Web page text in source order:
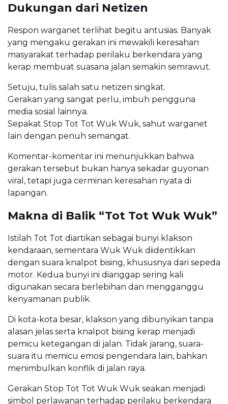
Dukungan dari Netizen
Respon warganet terlihat begitu antusias. Banyak
yang mengaku gerakan ini mewakili keresahan
masyarakat terhadap perilaku berkendara yang
kerap membuat suasana jalan semakin semrawut.
Setuju, tulis salah satu netizen singkat.
Gerakan yang sangat perlu, imbuh pengguna
media sosial lainnya.
Sepakat Stop Tot Tot Wuk Wuk, sahut warganet
lain dengan penuh semangat.
Komentar-komentar ini menunjukkan bahwa
gerakan tersebut bukan hanya sekadar guyonan
viral, tetapi juga cerminan keresahan nyata di
lapangan.
Makna di Balik “Tot Tot Wuk Wuk”
Istilah Tot Tot diartikan sebagai bunyi klakson
kendaraan, sementara Wuk Wuk diidentikkan
dengan suara knalpot bising, khususnya dari sepeda
motor. Kedua bunyi ini dianggap sering kali
digunakan secara berlebihan dan mengganggu
kenyamanan publik.
Di kota-kota besar, klakson yang dibunyikan tanpa
alasan jelas serta knalpot bising kerap menjadi
pemicu ketegangan di jalan. Tidak jarang, suara-
suara itu memicu emosi pengendara lain, bahkan
menimbulkan konflik di jalan raya.
Gerakan Stop Tot Tot Wuk Wuk seakan menjadi
simbol perlawanan terhadap perilaku berkendara